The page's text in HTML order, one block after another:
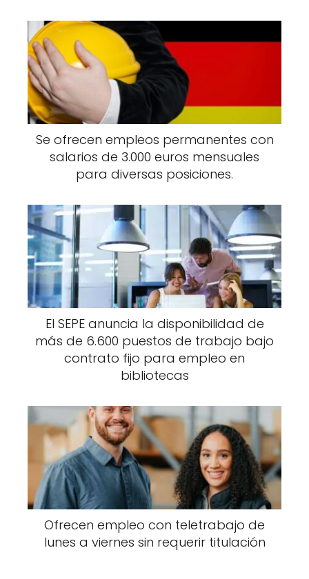
Se ofrecen empleos permanentes con
salarios de 3.000 euros mensuales
para diversas posiciones.
El SEPE anuncia la disponibilidad de
más de 6.600 puestos de trabajo bajo
contrato fijo para empleo en
bibliotecas
Ofrecen empleo con teletrabajo de
lunes a viernes sin requerir titulación